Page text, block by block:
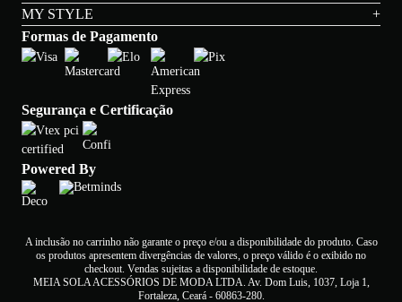
MY STYLE
+
Formas de Pagamento
Segurança e Certificação
Powered By
A inclusão no carrinho não garante o preço e/ou a disponibilidade do produto. Caso
os produtos apresentem divergências de valores, o preço válido é o exibido no
checkout. Vendas sujeitas a disponibilidade de estoque.
MEIA SOLA ACESSÓRIOS DE MODA LTDA. Av. Dom Luis, 1037, Loja 1,
Fortaleza, Ceará - 60863-280.